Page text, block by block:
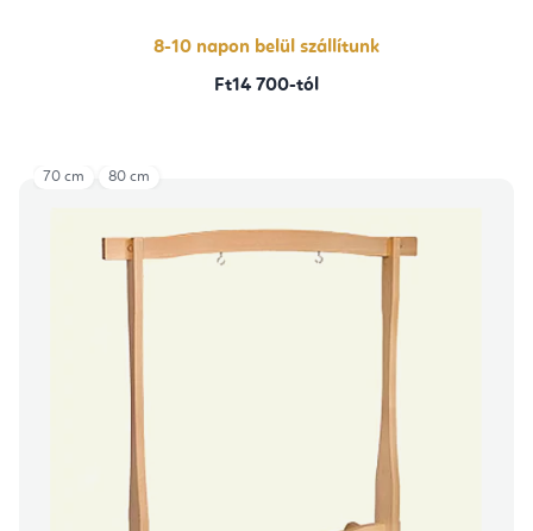
8-10 napon belül szállítunk
Ft14 700-tól
70 cm 80 cm